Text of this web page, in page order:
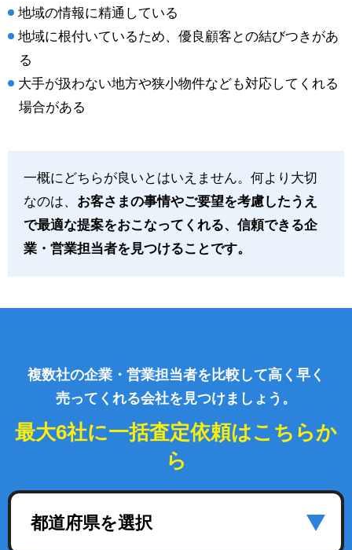
地域の情報に精通している
地域に根付いているため、優良顧客との結びつきがあ
る
大手が扱わない地方や狭小物件なども対応してくれる
場合がある
一概にどちらが良いとはいえません。何より大切
なのは、 お客さまの事情やご要望を考慮したうえ
で最適な提案をおこなってくれる、信頼できる企
業・営業担当者を見つけることです。
複数社の企業・営業担当者を比較して高く早く
売ってくれる会社を見つけましょう。
最大6社に一括査定依頼はこちらか
ら
都道府県を選択